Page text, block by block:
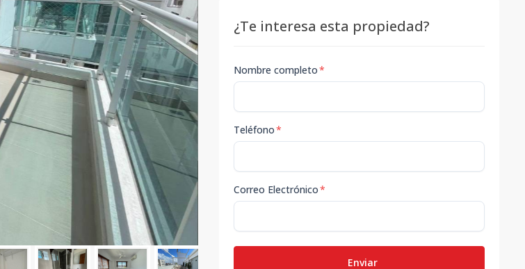
¿Te interesa esta propiedad?
Nombre completo*
Teléfono*
Correo Electrónico*
Enviar